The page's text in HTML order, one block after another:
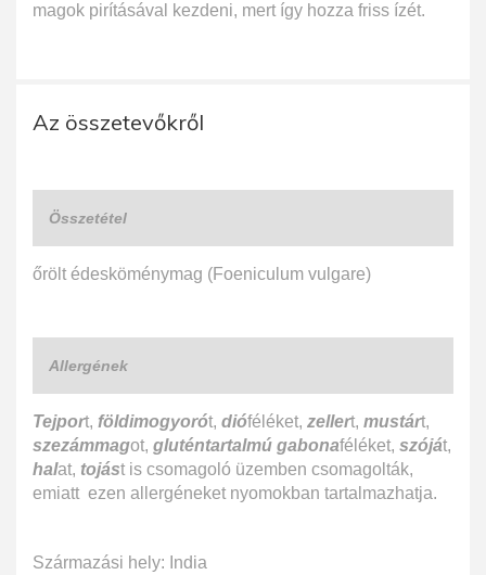
magok pirításával kezdeni, mert így hozza friss ízét.
Az összetevőkről
Összetétel
őrölt édesköménymag (Foeniculum vulgare)
Allergének
Tejport, földimogyorót, dióféléket, zellert, mustárt,
szezámmagot, gluténtartalmú gabonaféléket, szóját,
halat, tojást is csomagoló üzemben csomagolták,
emiatt ezen allergéneket nyomokban tartalmazhatja.
Származási hely: India